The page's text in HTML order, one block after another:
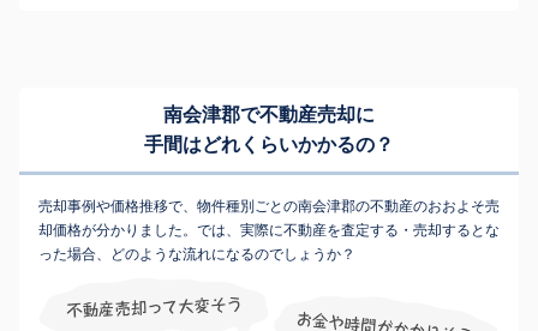
南会津郡で不動産売却に
手間はどれくらいかかるの？
売却事例や価格推移で、物件種別ごとの南会津郡の不動産のおおよそ売
却価格が分かりました。では、実際に不動産を査定する・売却するとな
った場合、どのような流れになるのでしょうか？